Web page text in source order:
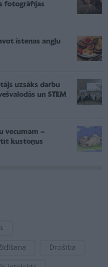
fotogrāfijas
īstenas angļu
uzsāks darbu
un STEM
vecumam –
kustoņus
Drošība